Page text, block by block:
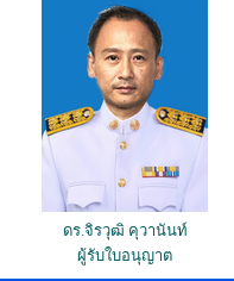
ดร.จิรวุฒิ คุวานันท์
ผู้รับใบอนุญาต